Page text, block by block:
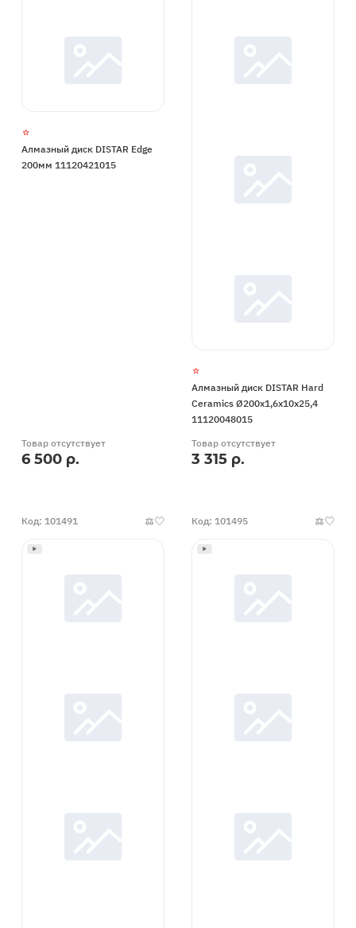
Алмазный диск DISTAR Edge
200мм 11120421015
Товар отсутствует
6 500 р.
Алмазный диск DISTAR Hard
Ceramics Ø200x1,6x10x25,4
11120048015
Товар отсутствует
3 315 р.
Код: 101491 Код: 101495